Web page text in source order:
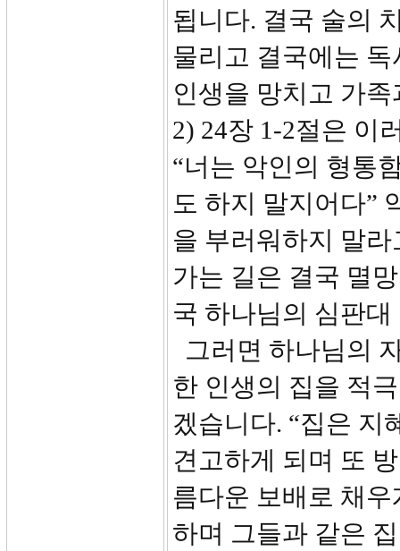
됩니다. 결국 술의
물리고 결국에는
인생을 망치고 가
2) 24장 1-2절은 이
“너는 악인의 형통
도 하지 말지어다”
을 부러워하지 말
가는 길은 결국 멸
국 하나님의 심판
그러면 하나님의
한 인생의 집을 적
겠습니다. “집은 지
견고하게 되며 또
름다운 보배로 채
하며 그들과 같은